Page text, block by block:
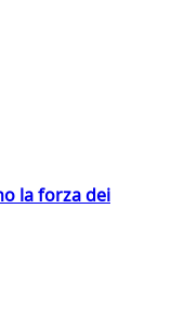
la forza dei